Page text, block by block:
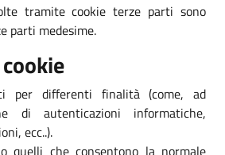
tramite cookie terze parti sono
parti medesime.
per differenti finalità (come, ad
di autenticazioni informatiche,
ecc..).
quelli che consentono la normale